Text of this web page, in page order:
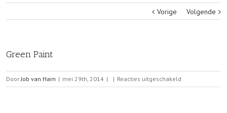
Vorige Volgende
Green Paint
DoorJob van Harn | mei 29th, 2014 | | Reacties uitgeschakeld
Green